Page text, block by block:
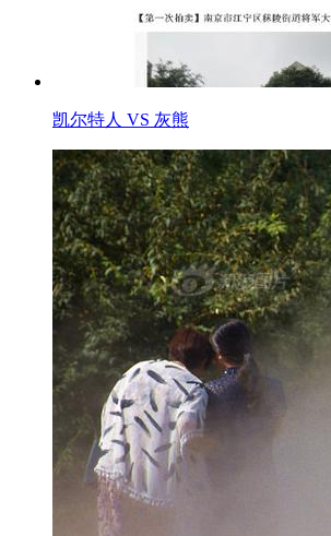
凯尔特人 VS 灰熊